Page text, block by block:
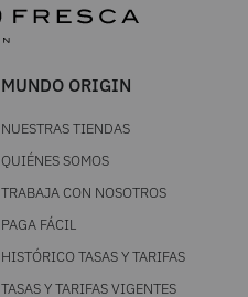
MUNDO ORIGIN
NUESTRAS TIENDAS
QUIÉNES SOMOS
TRABAJA CON NOSOTROS
PAGA FÁCIL
HISTÓRICO TASAS Y TARIFAS
TASAS Y TARIFAS VIGENTES